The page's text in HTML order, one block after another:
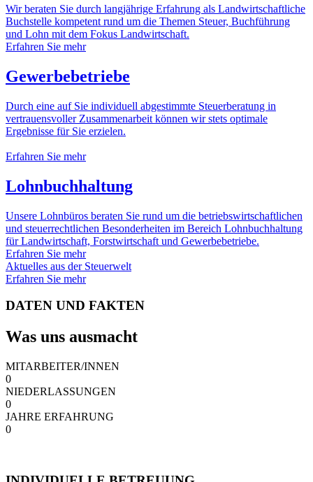
Wir beraten Sie durch langjährige Erfahrung als Landwirtschaftliche
Buchstelle kompetent rund um die Themen Steuer, Buchführung
und Lohn mit dem Fokus Landwirtschaft.
Erfahren Sie mehr
Gewerbebetriebe
Durch eine auf Sie individuell abgestimmte Steuerberatung in
vertrauensvoller Zusammenarbeit können wir stets optimale
Ergebnisse für Sie erzielen.
Erfahren Sie mehr
Lohnbuchhaltung
Unsere Lohnbüros beraten Sie rund um die betriebswirtschaftlichen
und steuerrechtlichen Besonderheiten im Bereich Lohnbuchhaltung
für Landwirtschaft, Forstwirtschaft und Gewerbebetriebe.
Erfahren Sie mehr
Aktuelles aus der Steuerwelt
Erfahren Sie mehr
DATEN UND FAKTEN
Was uns ausmacht
MITARBEITER/INNEN
0
NIEDERLASSUNGEN
0
JAHRE ERFAHRUNG
0